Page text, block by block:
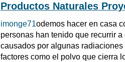
Productos Naturales
imonge71odemos hacer en casa
personas han tenido que recurrir
causados por algunas
factores como el polvo que cierra